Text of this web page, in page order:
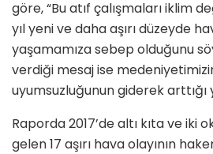
göre, “Bu atıf çalışmaları iklim
yıl yeni ve daha aşırı düzeyde
yaşamamıza sebep olduğunu
verdiği mesaj ise
uyumsuzluğunun giderek arttığı
Raporda 2017’de altı kıta ve iki
gelen 17 aşırı hava olayının